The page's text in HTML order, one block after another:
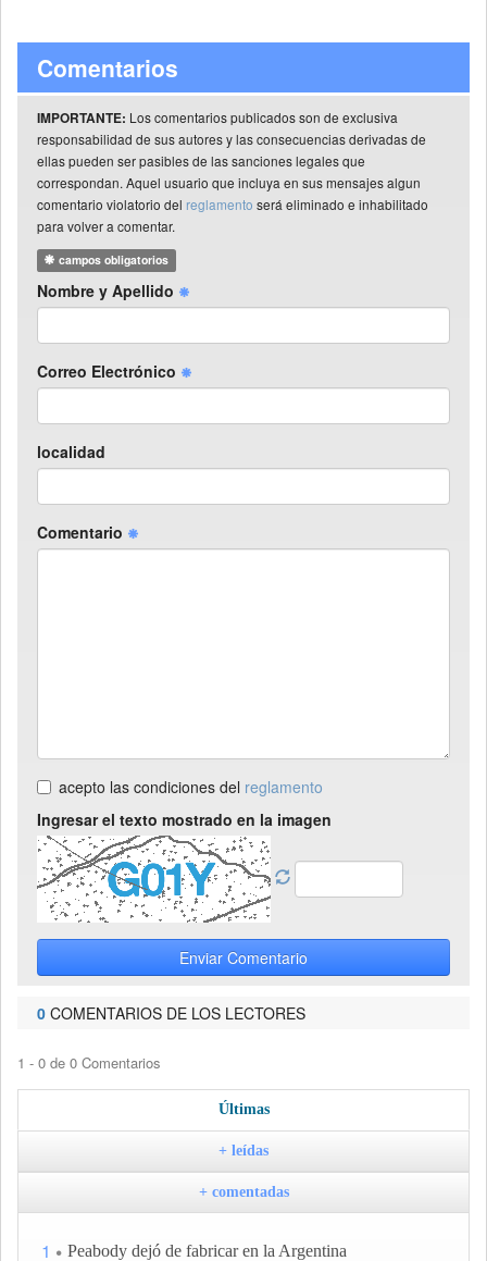
Comentarios
IMPORTANTE: Los comentarios publicados son de exclusiva
responsabilidad de sus autores y las consecuencias derivadas de
ellas pueden ser pasibles de las sanciones legales que
correspondan. Aquel usuario que incluya en sus mensajes algun
comentario violatorio del reglamento será eliminado e inhabilitado
para volver a comentar.
campos obligatorios
Nombre y Apellido
Correo Electrónico
localidad
Comentario
acepto las condiciones del reglamento
Ingresar el texto mostrado en la imagen
Enviar Comentario
0 COMENTARIOS DE LOS LECTORES
1 - 0 de 0 Comentarios
Últimas
+ leídas
+ comentadas
1 Peabody dejó de fabricar en la Argentina